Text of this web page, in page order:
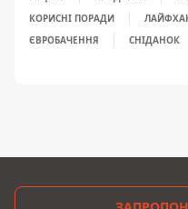
КОРИСНІ ПОРАДИ
ЄВРОБАЧЕННЯ
СНІДАНОК